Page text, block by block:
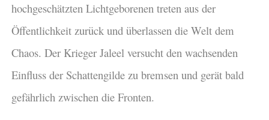
hochgeschätzten Lichtgeborenen treten aus der
Öffentlichkeit zurück und überlassen die Welt dem
Chaos. Der Krieger Jaleel versucht den wachsenden
Einfluss der Schattengilde zu bremsen und gerät bald
gefährlich zwischen die Fronten.